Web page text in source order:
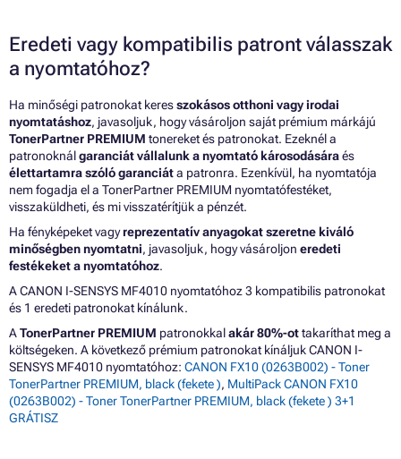
Eredeti vagy kompatibilis patront válasszak
a nyomtatóhoz?
Ha minőségi patronokat keresszokásos otthoni vagy irodai
nyomtatáshoz, javasoljuk, hogy vásároljon saját prémium márkájú
TonerPartner PREMIUM tonereket és patronokat. Ezeknél a
patronoknálgaranciát vállalunk a nyomtató károsodásáraés
élettartamra szóló garanciáta patronra. Ezenkívül, ha nyomtatója
nem fogadja el a TonerPartner PREMIUM nyomtatófestéket,
visszaküldheti, és mi visszatérítjük a pénzét.
Ha fényképeket vagyreprezentatív anyagokat szeretne kiváló
minőségben nyomtatni, javasoljuk, hogy vásároljon eredeti
festékeket a nyomtatóhoz.
A CANON I-SENSYS MF4010 nyomtatóhoz 3 kompatibilis patronokat
és 1 eredeti patronokat kínálunk.
ATonerPartner PREMIUM patronokkalakár 80%-ottakaríthat meg a
költségeken. A következő prémium patronokat kínáljuk CANON I-
SENSYS MF4010 nyomtatóhoz: CANON FX10 (0263B002) - Toner
TonerPartner PREMIUM, black (fekete ), MultiPack CANON FX10
(0263B002) - Toner TonerPartner PREMIUM, black (fekete ) 3+1
GRÁTISZ